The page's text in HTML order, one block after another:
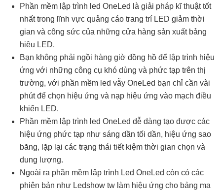
Phần mềm lập trình led OneLed là giải pháp kĩ thuật tốt
nhất trong lĩnh vực quảng cáo trang trí LED giảm thời
gian và công sức của những cửa hàng sản xuất bảng
hiệu LED.
Bạn không phải ngồi hàng giờ đồng hồ để lập trình hiệu
ứng với những công cụ khó dùng và phức tạp trên thị
trường, với phần mềm led vẫy OneLed bạn chỉ cần vài
phút để chọn hiệu ứng và nạp hiệu ứng vào mạch điều
khiển LED.
Phần mềm lập trình led OneLed dễ dàng tạo được các
hiệu ứng phức tạp như sáng dần tối dần, hiệu ứng sao
băng, lặp lại các trạng thái tiết kiệm thời gian chọn và
dung lượng.
Ngoài ra phần mềm lập trình Led OneLed còn có các
phiên bản như Ledshow tw làm hiệu ứng cho bảng ma